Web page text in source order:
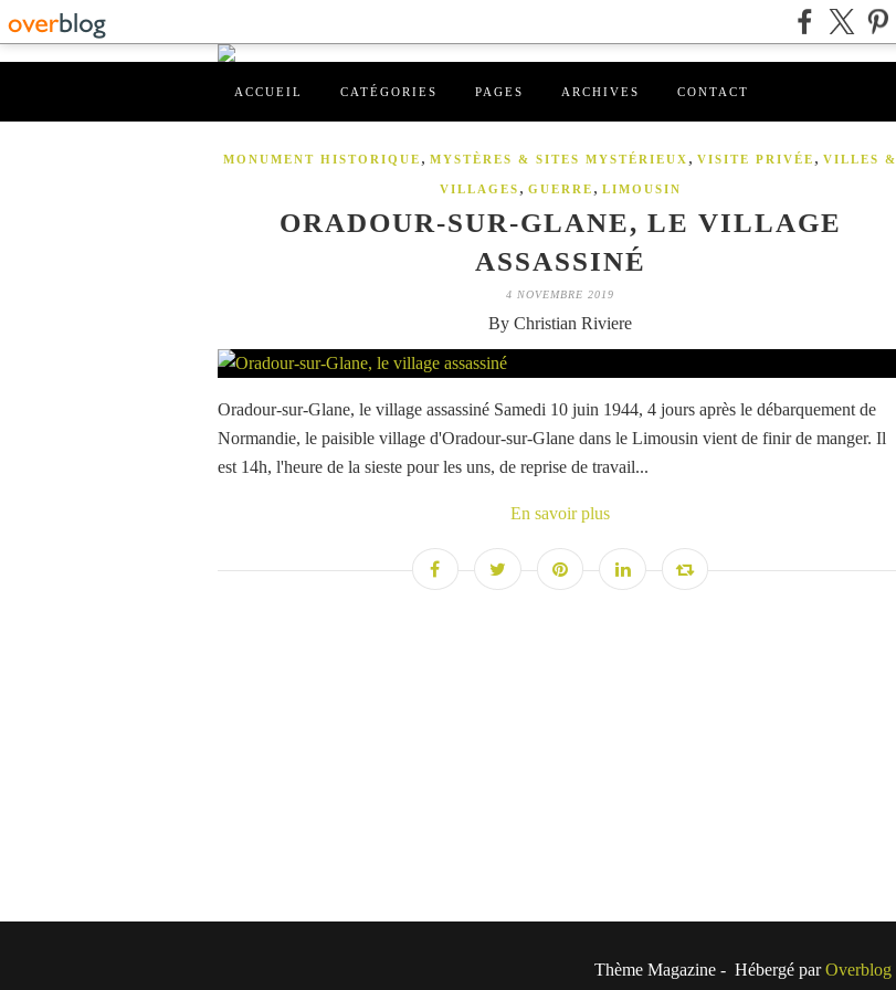
ACCUEIL CATÉGORIES PAGES ARCHIVES CONTACT
MONUMENT HISTORIQUE , MYSTÈRES & SITES MYSTÉRIEUX , VISITE PRIVÉE , VILLES &
VILLAGES , GUERRE , LIMOUSIN
ORADOUR-SUR-GLANE, LE VILLAGE
ASSASSINÉ
4 NOVEMBRE 2019
By Christian Riviere
Oradour-sur-Glane, le village assassiné Samedi 10 juin 1944, 4 jours après le débarquement de
Normandie, le paisible village d'Oradour-sur-Glane dans le Limousin vient de finir de manger. Il
est 14h, l'heure de la sieste pour les uns, de reprise de travail...
En savoir plus
Thème Magazine - Hébergé parOverblog